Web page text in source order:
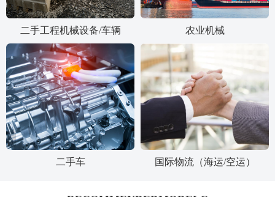
二手工程机械设备/车辆 农业机械
二手车 国际物流（海运/空运）